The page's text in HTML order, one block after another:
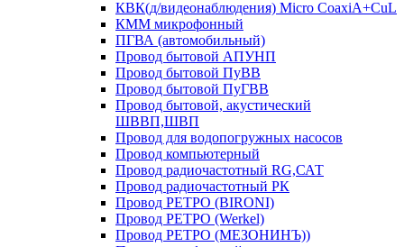
КВК(д/видеонаблюдения) Micro CoaxiA+CuL
КММ микрофонный
ПГВА (автомобильный)
Провод бытовой АПУНП
Провод бытовой ПуВВ
Провод бытовой ПуГВВ
Провод бытовой, акустический
ШВВП,ШВП
Провод для водопогружных насосов
Провод компьютерный
Провод радиочастотный RG,САТ
Провод радиочастотный РК
Провод РЕТРО (BIRONI)
Провод РЕТРО (Werkel)
Провод РЕТРО (МЕЗОНИНЪ))